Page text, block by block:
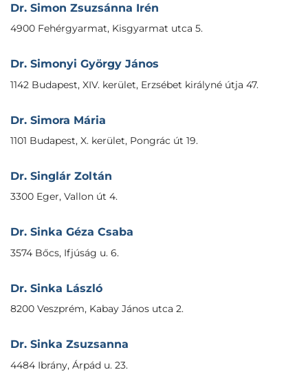
Dr. Simon Zsuzsánna Irén
4900 Fehérgyarmat, Kisgyarmat utca 5.
Dr. Simonyi György János
1142 Budapest, XIV. kerület, Erzsébet királyné útja 47.
Dr. Simora Mária
1101 Budapest, X. kerület, Pongrác út 19.
Dr. Singlár Zoltán
3300 Eger, Vallon út 4.
Dr. Sinka Géza Csaba
3574 Bőcs, Ifjúság u. 6.
Dr. Sinka László
8200 Veszprém, Kabay János utca 2.
Dr. Sinka Zsuzsanna
4484 Ibrány, Árpád u. 23.